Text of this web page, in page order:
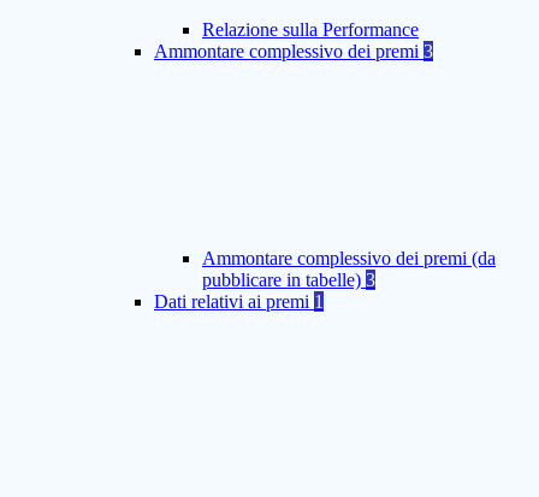
Relazione sulla Performance
Ammontare complessivo dei premi 3
Ammontare complessivo dei premi (da
pubblicare in tabelle) 3
Dati relativi ai premi 1